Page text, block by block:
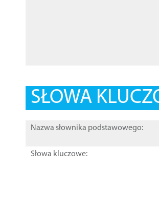
SŁOWA
Nazwa słownika podstawowego:
Słowa kluczowe: